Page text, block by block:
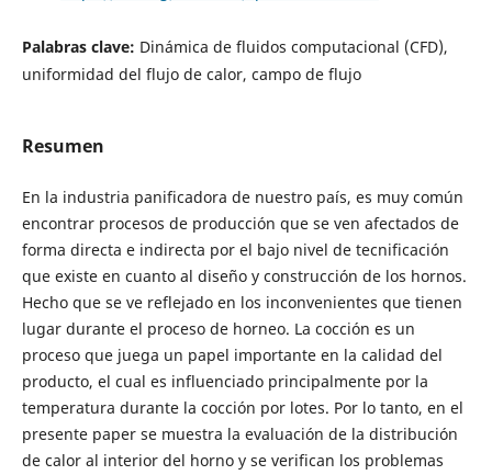
Palabras clave: Dinámica de fluidos computacional (CFD),
uniformidad del flujo de calor, campo de flujo
Resumen
En la industria panificadora de nuestro país, es muy común
encontrar procesos de producción que se ven afectados de
forma directa e indirecta por el bajo nivel de tecnificación
que existe en cuanto al diseño y construcción de los hornos.
Hecho que se ve reflejado en los inconvenientes que tienen
lugar durante el proceso de horneo. La cocción es un
proceso que juega un papel importante en la calidad del
producto, el cual es influenciado principalmente por la
temperatura durante la cocción por lotes. Por lo tanto, en el
presente paper se muestra la evaluación de la distribución
de calor al interior del horno y se verifican los problemas